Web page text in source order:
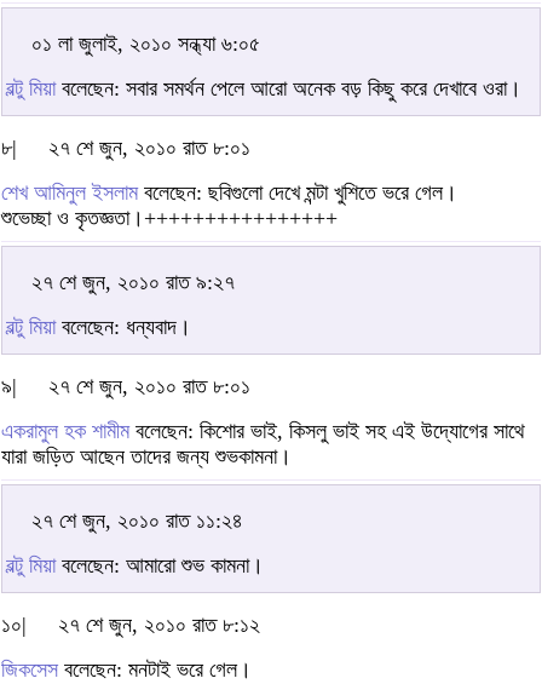
০১ লা জুলাই, ২০১০ সন্ধ্যা ৬:০৫
বল্টু মিয়াবলেছেন: সবার সমর্থন পেলে আরো অনেক বড় কিছু করে দেখাবে ওরা।
৮|
২৭ শে জুন, ২০১০ রাত ৮:০১
শেখ আমিনুল ইসলামবলেছেন: ছবিগুলো দেখে মন্টা খুশিতে ভরে গেল।
শুভেচ্ছা ও কৃতজ্ঞতা।++++++++++++++++
২৭ শে জুন, ২০১০ রাত ৯:২৭
বল্টু মিয়াবলেছেন: ধন্যবাদ।
৯|
২৭ শে জুন, ২০১০ রাত ৮:০১
একরামুল হক শামীমবলেছেন: কিশোর ভাই, কিসলু ভাই সহ এই উদ্যোগের সাথে
যারা জড়িত আছেন তাদের জন্য শুভকামনা।
২৭ শে জুন, ২০১০ রাত ১১:২৪
বল্টু মিয়াবলেছেন: আমারো শুভ কামনা।
১০|
২৭ শে জুন, ২০১০ রাত ৮:১২
জিকসেস বলেছেন: মনটাই ভরে গেল।